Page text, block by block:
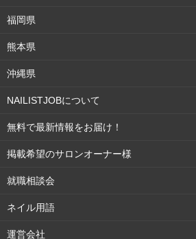
福岡県
熊本県
沖縄県
NAILISTJOBについて
無料で最新情報をお届け！
掲載希望のサロンオーナー様
就職相談会
ネイル用語
運営会社